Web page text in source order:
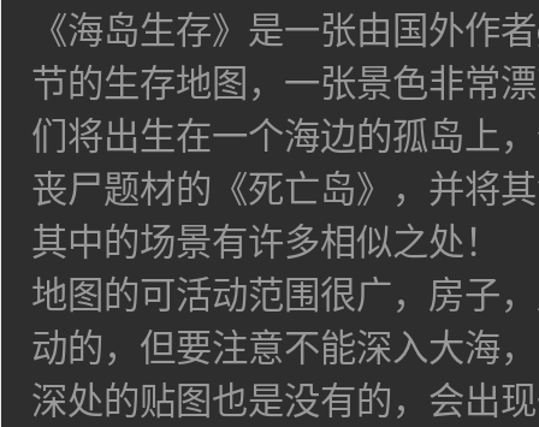
《海岛生存》是一张由国外作
节的生存地图， 一张景色非常
们将出生在一个海边的孤岛上
丧尸题材的《死亡岛》，并将
其中的场景有许多相似之处！
地图的可活动范围很广，房子
动的，但要注意不能深入大海
深处的贴图也是没有的，会出